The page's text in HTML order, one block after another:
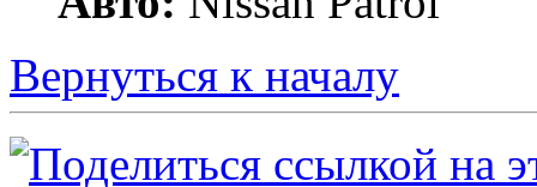
Вернуться к началу